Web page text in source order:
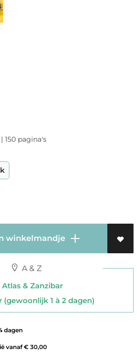
150 pagina's
winkelmandje
A & Z
& Zanzibar
(gewoonlijk 1 à 2 dagen)
dagen
vanaf € 30,00